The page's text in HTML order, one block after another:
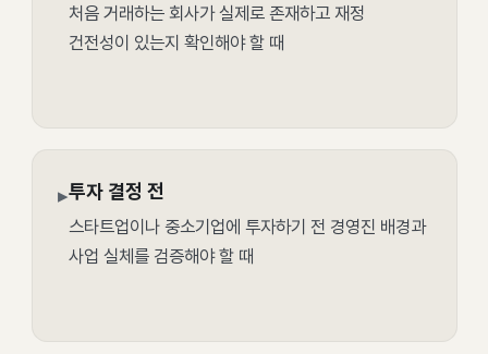
처음 거래하는 회사가 실제로 존재하고 재정
건전성이 있는지 확인해야 할 때
▸투자 결정 전
스타트업이나 중소기업에 투자하기 전 경영진 배경과
사업 실체를 검증해야 할 때